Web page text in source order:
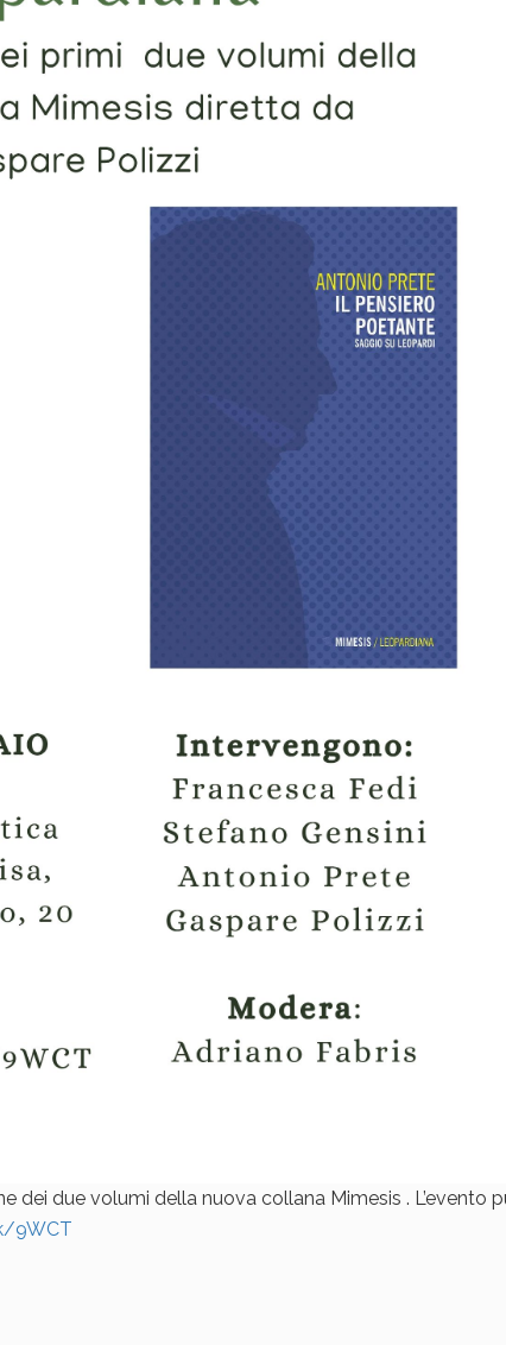
dei due volumi della nuova collana Mimesis . L’evento
9WCT